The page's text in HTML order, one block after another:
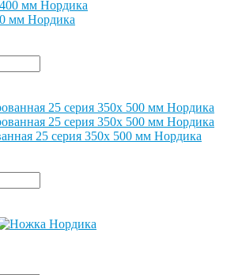
мм Нордика
25 серия 350х 500 мм Нордика